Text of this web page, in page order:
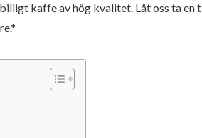
kaffe av hög kvalitet. Låt oss ta